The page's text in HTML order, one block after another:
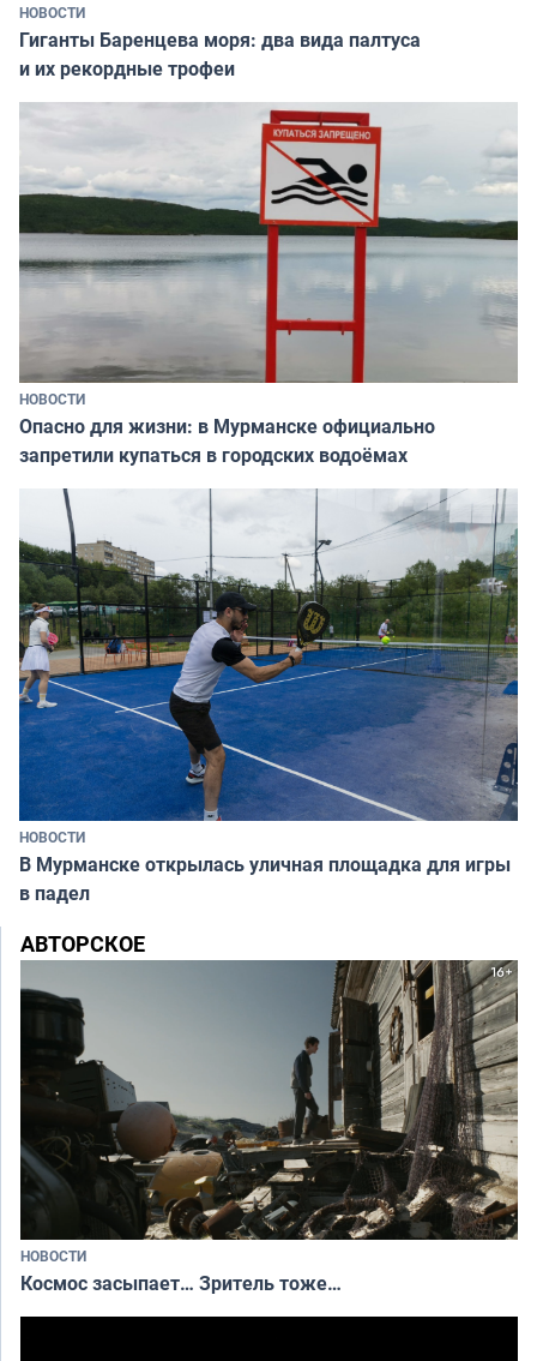
НОВОСТИ
Гиганты Баренцева моря: два вида палтуса
и их рекордные трофеи
НОВОСТИ
Опасно для жизни: в Мурманске официально
запретили купаться в городских водоёмах
НОВОСТИ
В Мурманске открылась уличная площадка для игры
в падел
АВТОРСКОЕ
НОВОСТИ
Космос засыпает… Зритель тоже…